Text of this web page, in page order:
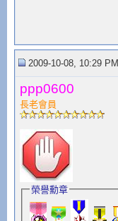
2009-10-08, 10:29 PM
ppp0600
長老會員
榮譽勳章